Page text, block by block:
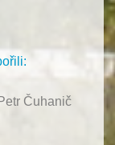
Čuhanič